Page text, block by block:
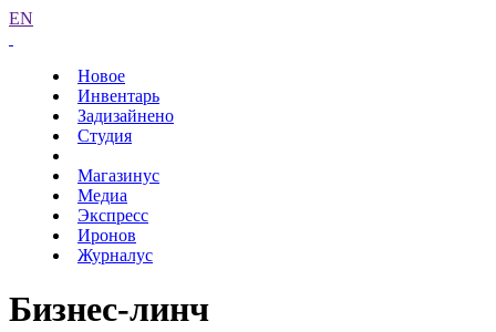
EN
Новое
Инвентарь
Задизайнено
Студия
Магазинус
Медиа
Экспресс
Иронов
Журналус
Бизнес-линч